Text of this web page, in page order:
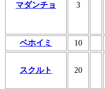
マダンチョ 3
ベホイミ
10
スクルト 20